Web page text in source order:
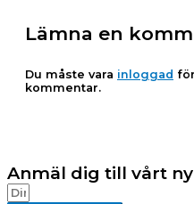
Lämna en
Du måste vara inloggad
kommentar.
Anmäl dig till vårt